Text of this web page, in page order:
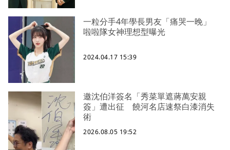
一粒分手4年學長男友「痛哭一晚」
啦啦隊女神理想型曝光
2024.04.17 15:39
邀沈伯洋簽名「秀菜單遮蔣萬安親
簽」遭出征 饒河名店速祭白漆消失
術
2026.08.05 19:52